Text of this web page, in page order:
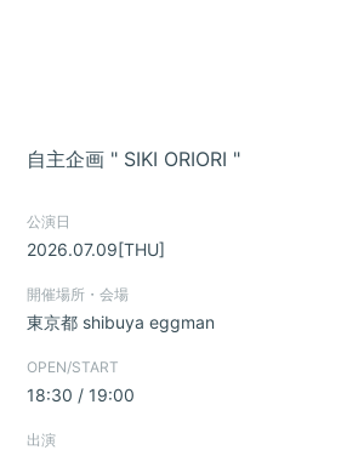
SCHEDULE
VIDEO
GOODS
RADIO
自主企画 " SIKI ORIORI "
公演日
2026.07.09[THU]
開催場所・会場
東京都 shibuya eggman
OPEN/START
18:30 / 19:00
出演